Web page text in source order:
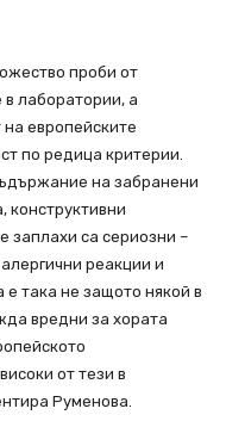
проби от
в лаборатории, а
на европейските
по редица критерии.
на забранени
конструктивни
заплахи са сериозни –
реакции и
е така не защото някой в
вредни за хората
от тези в
Руменова.